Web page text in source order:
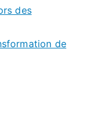
des
de